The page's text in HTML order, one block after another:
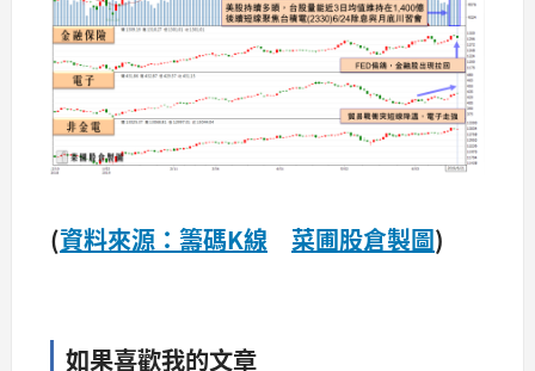
(資料來源：籌碼K線 菜圃股倉製圖)
如果喜歡我的文章